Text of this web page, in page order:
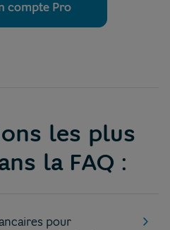
compte Pro
les plus
la FAQ :
pour